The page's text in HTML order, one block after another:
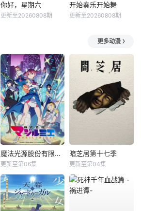
你好，星期六
更新至20260808期
开始奏乐开始舞
更新至20260808期
更多动漫
魔法光源股份有限公司第二季
更新至第06集
暗芝居第十七季
更新至第04集